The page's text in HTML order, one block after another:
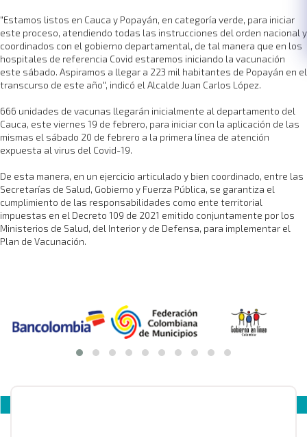
"Estamos listos en Cauca y Popayán, en categoría verde, para iniciar
este proceso, atendiendo todas las instrucciones del orden nacional y
coordinados con el gobierno departamental, de tal manera que en los
hospitales de referencia Covid estaremos iniciando la vacunación
este sábado. Aspiramos a llegar a 223 mil habitantes de Popayán en el
transcurso de este año", indicó el Alcalde Juan Carlos López.
666 unidades de vacunas llegarán inicialmente al departamento del
Cauca, este viernes 19 de febrero, para iniciar con la aplicación de las
mismas el sábado 20 de febrero a la primera línea de atención
expuesta al virus del Covid-19.
De esta manera, en un ejercicio articulado y bien coordinado, entre las
Secretarías de Salud, Gobierno y Fuerza Pública, se garantiza el
cumplimiento de las responsabilidades como ente territorial
impuestas en el Decreto 109 de 2021 emitido conjuntamente por los
Ministerios de Salud, del Interior y de Defensa, para implementar el
Plan de Vacunación.